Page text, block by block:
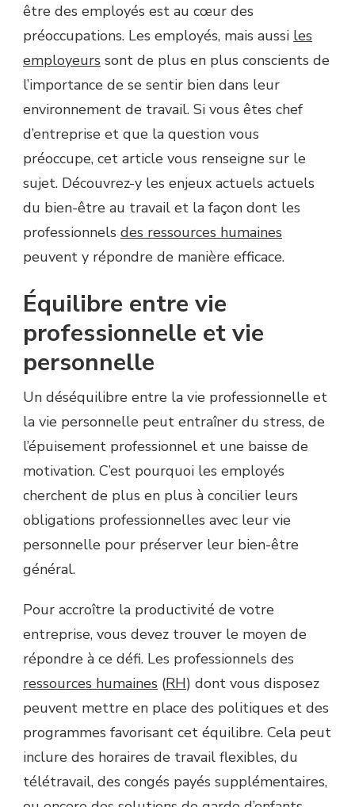
être des employés est au cœur des
préoccupations. Les employés, mais aussi les
employeurs sont de plus en plus conscients de
l’importance de se sentir bien dans leur
environnement de travail. Si vous êtes chef
d’entreprise et que la question vous
préoccupe, cet article vous renseigne sur le
sujet. Découvrez-y les enjeux actuels actuels
du bien-être au travail et la façon dont les
professionnels des ressources humaines
peuvent y répondre de manière efficace.
Équilibre entre vie
professionnelle et vie
personnelle
Un déséquilibre entre la vie professionnelle et
la vie personnelle peut entraîner du stress, de
l’épuisement professionnel et une baisse de
motivation. C’est pourquoi les employés
cherchent de plus en plus à concilier leurs
obligations professionnelles avec leur vie
personnelle pour préserver leur bien-être
général.
Pour accroître la productivité de votre
entreprise, vous devez trouver le moyen de
répondre à ce défi. Les professionnels des
ressources humaines (RH) dont vous disposez
peuvent mettre en place des politiques et des
programmes favorisant cet équilibre. Cela peut
inclure des horaires de travail flexibles, du
télétravail, des congés payés supplémentaires,